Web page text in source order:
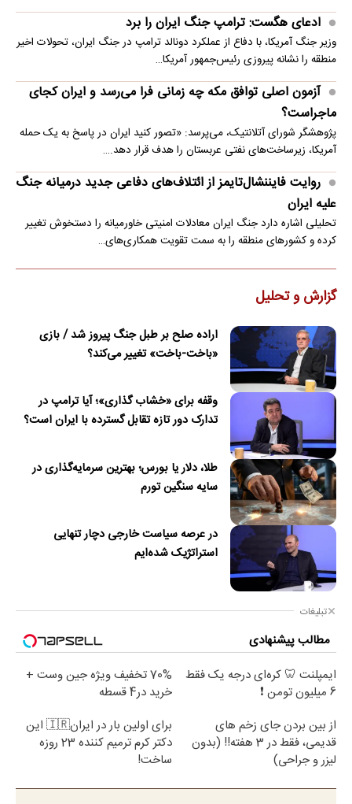
ادعای هگست: ترامپ جنگ ایران را برد
وزیر جنگ آمریکا، با دفاع از عملکرد دونالد ترامپ در جنگ ایران، تحولات اخیر
منطقه را نشانه پیروزی رئیس‌جمهور آمریکا…
آزمون اصلی توافق مکه چه زمانی فرا می‌رسد و ایران کجای
ماجراست؟
پژوهشگر شورای آتلانتیک، می‌پرسد: «تصور کنید ایران در پاسخ به یک حمله
آمریکا، زیرساخت‌های نفتی عربستان را هدف قرار دهد.…
روایت فایننشال‌تایمز از ائتلاف‌های دفاعی جدید درمیانه جنگ
علیه ایران
تحلیلی اشاره دارد جنگ ایران معادلات امنیتی خاورمیانه را دستخوش تغییر
کرده و کشورهای منطقه را به سمت تقویت همکاری‌های…
گزارش و تحلیل
اراده صلح بر طبل جنگ پیروز شد / بازی
«باخت-باخت» تغییر می‌کند؟
وقفه برای «خشاب گذاری»؛ آیا ترامپ در
تدارک دور تازه تقابل گسترده با ایران است؟
طلا، دلار یا بورس؛ بهترین سرمایه‌گذاری در
سایه سنگین تورم
در عرصه سیاست خارجی دچار تنهایی
استراتژیک شده‌ایم
تبلیغات
مطالب پیشنهادی
ایمپلنت 🦷 کره‌ای درجه یک فقط
6 میلیون تومن ❗
70% تخفیف ویژه جین وست +
خرید در4 قسطه
از بین بردن جای زخم های
قدیمی، فقط در 3 هفته!! (بدون
لیزر و جراحی)
برای اولین بار در ایران🇮🇷 این
دکتر کرم ترمیم کننده 23 روزه
ساخت!